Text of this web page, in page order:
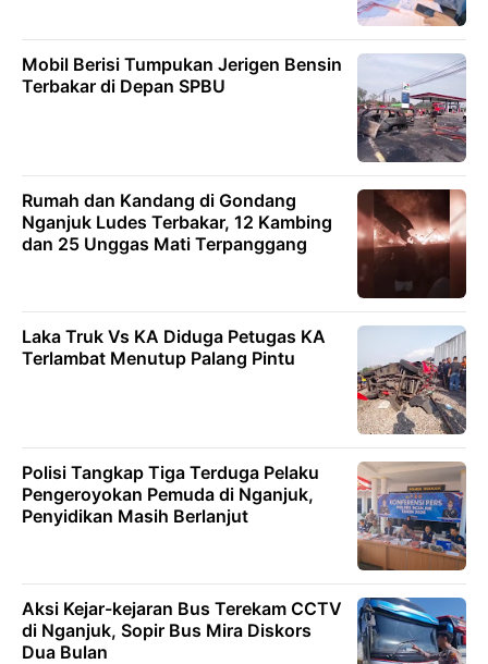
Mobil Berisi Tumpukan Jerigen Bensin
Terbakar di Depan SPBU
Rumah dan Kandang di Gondang
Nganjuk Ludes Terbakar, 12 Kambing
dan 25 Unggas Mati Terpanggang
Laka Truk Vs KA Diduga Petugas KA
Terlambat Menutup Palang Pintu
Polisi Tangkap Tiga Terduga Pelaku
Pengeroyokan Pemuda di Nganjuk,
Penyidikan Masih Berlanjut
Aksi Kejar-kejaran Bus Terekam CCTV
di Nganjuk, Sopir Bus Mira Diskors
Dua Bulan